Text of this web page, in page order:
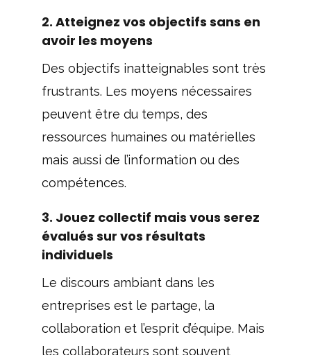
2. Atteignez vos objectifs sans en
avoir les moyens
Des objectifs inatteignables sont très
frustrants. Les moyens nécessaires
peuvent être du temps, des
ressources humaines ou matérielles
mais aussi de l’information ou des
compétences.
3. Jouez collectif mais vous serez
évalués sur vos résultats
individuels
Le discours ambiant dans les
entreprises est le partage, la
collaboration et l’esprit d’équipe. Mais
les collaborateurs sont souvent